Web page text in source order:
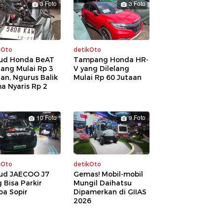
3 Foto
Honda BeAT
Mulai Rp 3
Ngurus Balik
Nyaris Rp 2
3 Foto
detikOto
Tampang Honda HR-
V yang Dilelang
Mulai Rp 60 Jutaan
10 Foto
JAECOO J7
Bisa Parkir
Sopir
9 Foto
detikOto
Gemas! Mobil-mobil
Mungil Daihatsu
Dipamerkan di GIIAS
2026